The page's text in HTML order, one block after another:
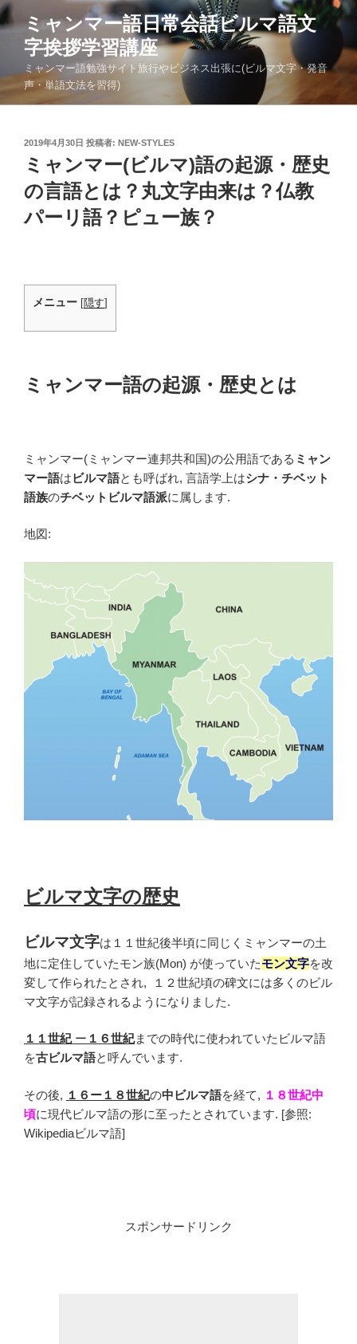
コ
ン
へ
ミャンマー語日常会話ビルマ語文
字挨拶学習講座
ミャンマー語勉強サイト旅行やビジネス出張に(ビルマ文字・発音
声・単語文法を習得)
投
稿
日:
2019年4月30日 投稿者: NEW-STYLES
ミャンマー(ビルマ)語の起源・歴史
の言語とは？丸文字由来は？仏教
パーリ語？ピュー族？
メニュー [隠す]
ミャンマー語の起源・歴史とは
ミャンマー(ミャンマー連邦共和国)の公用語である ミャン
マー語はビルマ語とも呼ばれ, 言語学上はシナ・チベット
語族のチベットビルマ語派に属します.
地図:
ビルマ文字の歴史
ビルマ文字は１１世紀後半頃に同じくミャンマーの土
地に定住していたモン族(Mon) が使っていたモン文字を改
変して作られたとされ, １２世紀頃の碑文には多くのビル
マ文字が記録されるようになりました.
１１世紀ー １６世紀までの時代に使われていたビルマ語
を古ビルマ語と呼んでいます.
その後, １６ー１８世紀の中ビルマ語を経て, １８世紀中
頃に現代ビルマ語の形に至ったとされています. [参照:
Wikipediaビルマ語]
スポンサードリンク